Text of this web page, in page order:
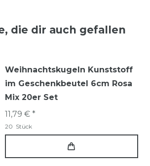
die dir auch gefallen
Weihnachtskugeln Kunststoff
im Geschenkbeutel 6cm Rosa
Mix 20er Set
11,79 € *
20 Stück